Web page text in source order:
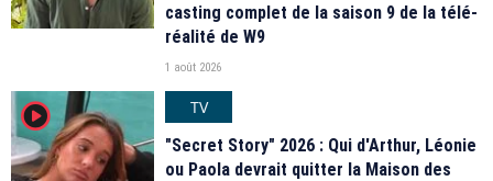
casting complet de la saison 9 de la télé-
réalité de W9
1 août 2026
player2
TV
"Secret Story" 2026 : Qui d'Arthur, Léonie
ou Paola devrait quitter la Maison des